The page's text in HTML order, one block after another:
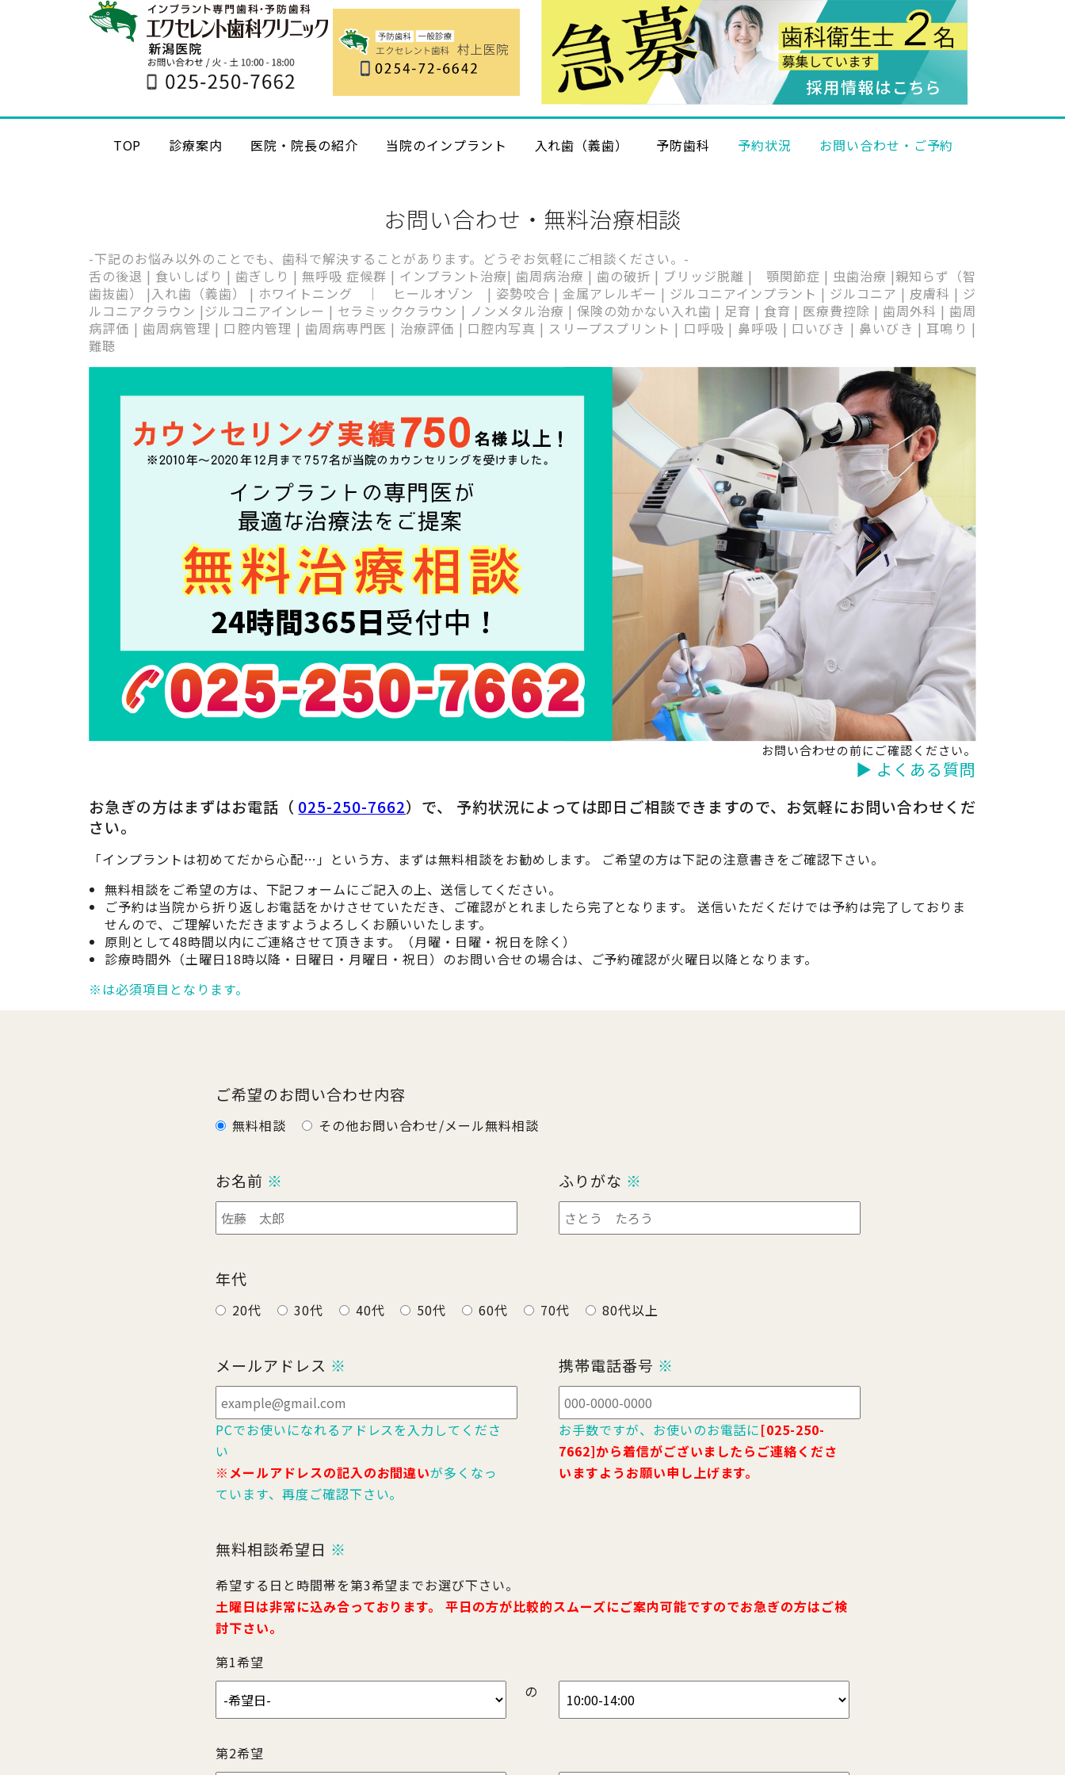
TOP 診療案内 医院・院長の紹介 当院のインプラント 入れ歯（義歯） 予防歯科 予約状況 お問い合わせ・ご予約
お問い合わせ・無料治療相談
-下記のお悩み以外のことでも、歯科で解決することがあります。どうぞお気軽にご相談ください。-
舌の後退 | 食いしばり | 歯ぎしり | 無呼吸 症候群 | インプラント治療| 歯周病治療 | 歯の破折 | ブリッジ脱離 | 顎関節症 | 虫歯治療 |親知らず（智
歯抜歯） |入れ歯（義歯） | ホワイトニング ｜ ヒールオゾン | 姿勢咬合 | 金属アレルギー | ジルコニアインプラント | ジルコニア | 皮膚科 | ジ
ルコニアクラウン |ジルコニアインレー | セラミッククラウン | ノンメタル治療 | 保険の効かない入れ歯 | 足育 | 食育 | 医療費控除 | 歯周外科 | 歯周
病評価 | 歯周病管理 | 口腔内管理 | 歯周病専門医 | 治療評価 | 口腔内写真 | スリープスプリント | 口呼吸 | 鼻呼吸 | 口いびき | 鼻いびき | 耳鳴り |
難聴
お問い合わせの前にご確認ください。
▶ よくある質問
お急ぎの方はまずはお電話（ 025-250-7662）で、 予約状況によっては即日ご相談できますので、お気軽にお問い合わせくだ
さい。
「インプラントは初めてだから心配…」という方、まずは無料相談をお勧めします。 ご希望の方は下記の注意書きをご確認下さい。
無料相談をご希望の方は、下記フォームにご記入の上、送信してください。
ご予約は当院から折り返しお電話をかけさせていただき、ご確認がとれましたら完了となります。 送信いただくだけでは予約は完了しておりま
せんので、ご理解いただきますようよろしくお願いいたします。
原則として48時間以内にご連絡させて頂きます。（月曜・日曜・祝日を除く）
診療時間外（土曜日18時以降・日曜日・月曜日・祝日）のお問い合せの場合は、ご予約確認が火曜日以降となります。
※は必須項目となります。
ご希望のお問い合わせ内容
無料相談 その他お問い合わせ/メール無料相談
お名前 ※ ふりがな ※
年代
20代 30代 40代 50代 60代 70代 80代以上
メールアドレス ※
PCでお使いになれるアドレスを入力してくださ
い
※メールアドレスの記入のお間違いが多くなっ
ています、再度ご確認下さい。
携帯電話番号 ※
お手数ですが、お使いのお電話に[025-250-
7662]から着信がございましたらご連絡くださ
いますようお願い申し上げます。
無料相談希望日 ※
希望する日と時間帯を第3希望までお選び下さい。
土曜日は非常に込み合っております。 平日の方が比較的スムーズにご案内可能ですのでお急ぎの方はご検
討下さい。
第1希望
の
第2希望